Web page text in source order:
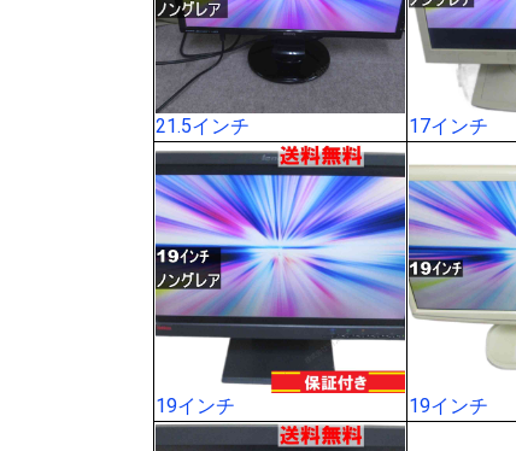
21.5インチ 17インチ
19インチ 19インチ